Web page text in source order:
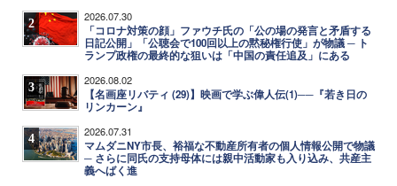
2 2026.07.30
「コロナ対策の顔」ファウチ氏の「公の場の発言と矛盾する
日記公開」「公聴会で100回以上の黙秘権行使」が物議 ─ ト
ランプ政権の最終的な狙いは「中国の責任追及」にある
3 2026.08.02
【名画座リバティ (29)】映画で学ぶ偉人伝(1)──『若き日の
リンカーン』
4 2026.07.31
マムダニNY市長、裕福な不動産所有者の個人情報公開で物議
─ さらに同氏の支持母体には親中活動家も入り込み、共産主
義へばく進